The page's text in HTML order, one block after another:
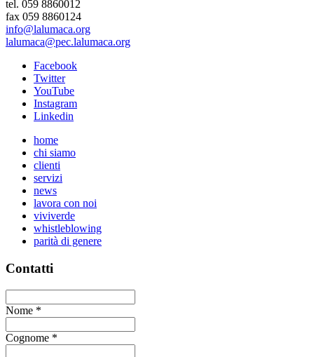
tel. 059 8860012
fax 059 8860124
info@lalumaca.org
lalumaca@pec.lalumaca.org
Facebook
Twitter
YouTube
Instagram
Linkedin
home
chi siamo
clienti
servizi
news
lavora con noi
viviverde
whistleblowing
parità di genere
Contatti
Nome *
Cognome *